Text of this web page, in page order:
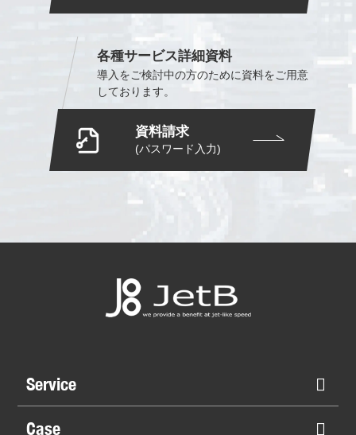
各種サービス詳細資料
導入をご検討中の方のために資料をご用意
しております。
資料請求
(パスワード入力)
Service
Case